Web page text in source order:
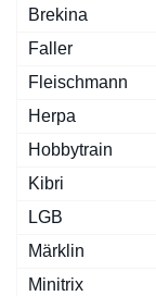
Brekina
Faller
Fleischmann
Herpa
Hobbytrain
Kibri
LGB
Märklin
Minitrix